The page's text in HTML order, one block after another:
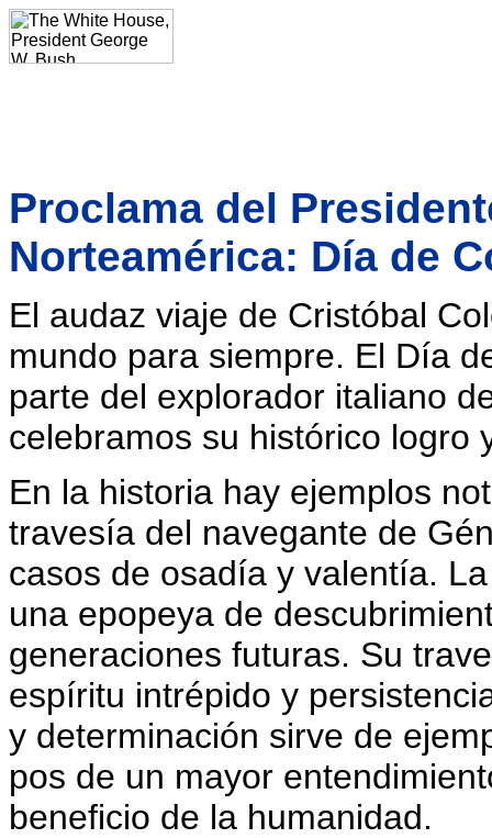
Proclama del
Norteamérica: Día de
El audaz viaje de Cristóbal
mundo para siempre. El Día
parte del explorador italiano
celebramos su histórico logro
En la historia hay ejemplos
travesía del navegante de
casos de osadía y valentía.
una epopeya de
generaciones futuras. Su
espíritu intrépido y
y determinación sirve de
pos de un mayor
beneficio de la humanidad.